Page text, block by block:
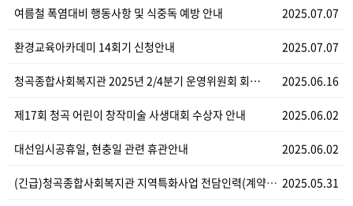
2025.07.07
여름철 폭염대비 행동사항 및 식중독 예방 안내
2025.07.07
환경교육아카데미 14회기 신청안내
2025.06.16
청곡종합사회복지관 2025년 2/4분기 운영위원회 회…
2025.06.02
제17회 청곡 어린이 창작미술 사생대회 수상자 안내
2025.06.02
대선임시공휴일, 현충일 관련 휴관안내
2025.05.31
(긴급)청곡종합사회복지관 지역특화사업 전담인력(계약직)…